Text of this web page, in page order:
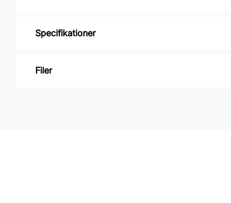
Specifikationer
Varumärke: Midbec Tapeter
Filer